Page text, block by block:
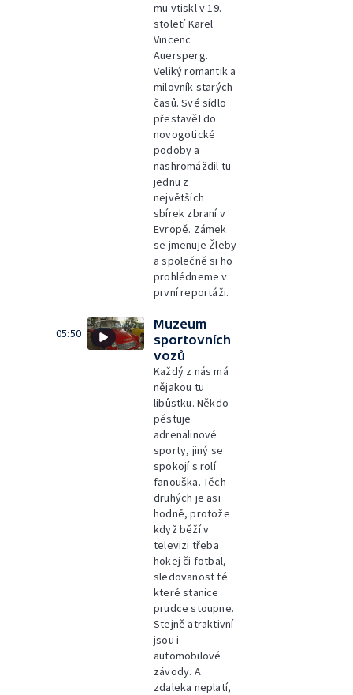
mu vtiskl v 19.
století Karel
Vincenc
Auersperg.
Veliký romantik a
milovník starých
časů. Své sídlo
přestavěl do
novogotické
podoby a
nashromáždil tu
jednu z
největších
sbírek zbraní v
Evropě. Zámek
se jmenuje Žleby
a společně si ho
prohlédneme v
první reportáži.
05:50
Muzeum
sportovních
vozů
Každý z nás má
nějakou tu
libůstku. Někdo
pěstuje
adrenalinové
sporty, jiný se
spokojí s rolí
fanouška. Těch
druhých je asi
hodně, protože
když běží v
televizi třeba
hokej či fotbal,
sledovanost té
které stanice
prudce stoupne.
Stejně atraktivní
jsou i
automobilové
závody. A
zdaleka neplatí,